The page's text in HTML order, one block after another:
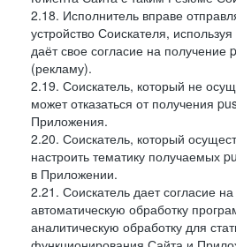
2.18. Исполнитель вправе
устройство Соискателя,
даёт свое согласие на
(рекламу).
2.19. Соискатель, который не
может отказаться от получения
Приложения.
2.20. Соискатель, который
настроить тематику получаемых
в Приложении.
2.21. Соискатель дает согласие
автоматическую обработку
аналитическую обработку для